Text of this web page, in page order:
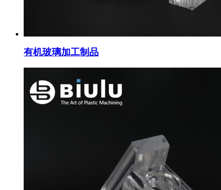
有机玻璃加工制品